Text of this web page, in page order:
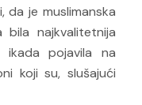
da je muslimanska
bila najkvalitetnija
pojavila na
koji su, slušajući